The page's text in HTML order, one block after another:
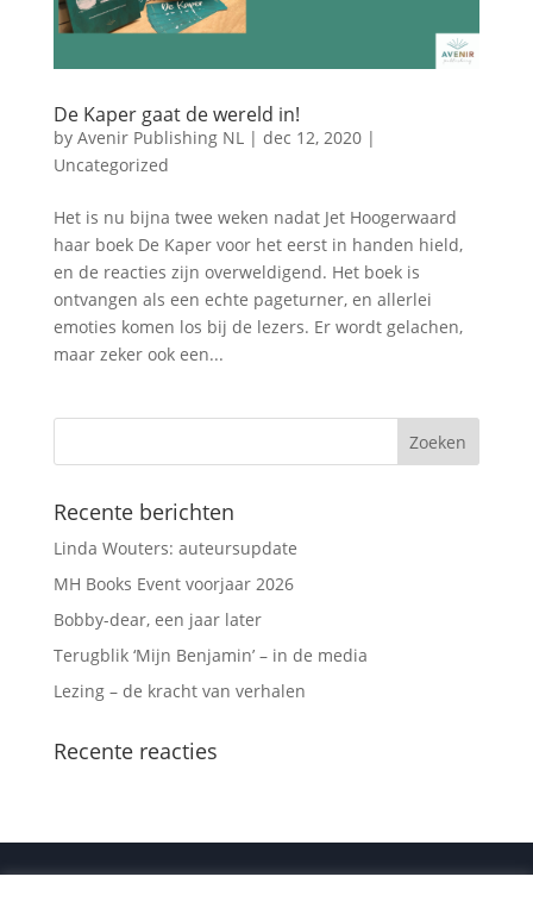
De Kaper gaat de wereld in!
by Avenir Publishing NL| dec 12, 2020|
Uncategorized
Het is nu bijna twee weken nadat Jet Hoogerwaard
haar boek De Kaper voor het eerst in handen hield,
en de reacties zijn overweldigend. Het boek is
ontvangen als een echte pageturner, en allerlei
emoties komen los bij de lezers. Er wordt gelachen,
maar zeker ook een...
Recente berichten
Linda Wouters: auteursupdate
MH Books Event voorjaar 2026
Bobby-dear, een jaar later
Terugblik ‘Mijn Benjamin’ – in de media
Lezing – de kracht van verhalen
Recente reacties